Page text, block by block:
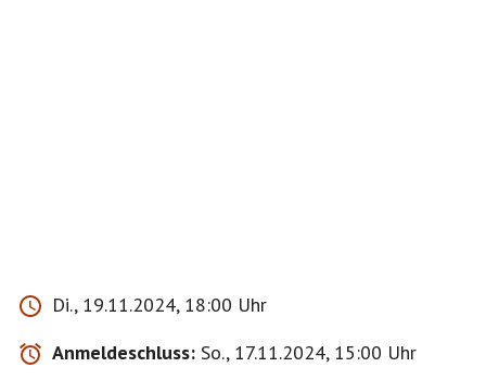
Di., 19.11.2024, 18:00 Uhr
Anmeldeschluss: So., 17.11.2024, 15:00 Uhr